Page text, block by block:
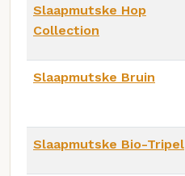
Slaapmutske Hop
Collection
Slaapmutske Bruin
Slaapmutske Bio-Tripel